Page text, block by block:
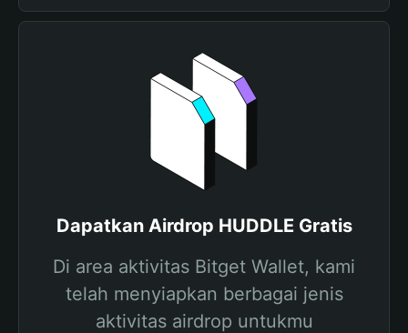
Dapatkan Airdrop HUDDLE Gratis
Di area aktivitas Bitget Wallet, kami
telah menyiapkan berbagai jenis
aktivitas airdrop untukmu